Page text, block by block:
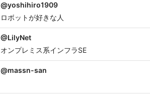
@yoshihiro1909
ロボットが好きな人
@LilyNet
オンプレミス系インフラSE
@massn-san